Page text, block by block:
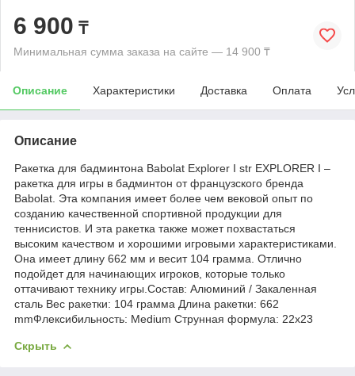
6 900 ₸
Минимальная сумма заказа на сайте — 14 900 ₸
Описание Характеристики Доставка Оплата
Описание
Ракетка для бадминтона Babolat Explorer I str EXPLORER I –
ракетка для игры в бадминтон от французского бренда
Babolat. Эта компания имеет более чем вековой опыт по
созданию качественной спортивной продукции для
теннисистов. И эта ракетка также может похвастаться
высоким качеством и хорошими игровыми характеристиками.
Она имеет длину 662 мм и весит 104 грамма. Отлично
подойдет для начинающих игроков, которые только
оттачивают технику игры.Состав: Алюминий / Закаленная
сталь Вес ракетки: 104 грамма Длина ракетки: 662
mmФлексибильность: Medium Струнная формула: 22x23
Скрыть